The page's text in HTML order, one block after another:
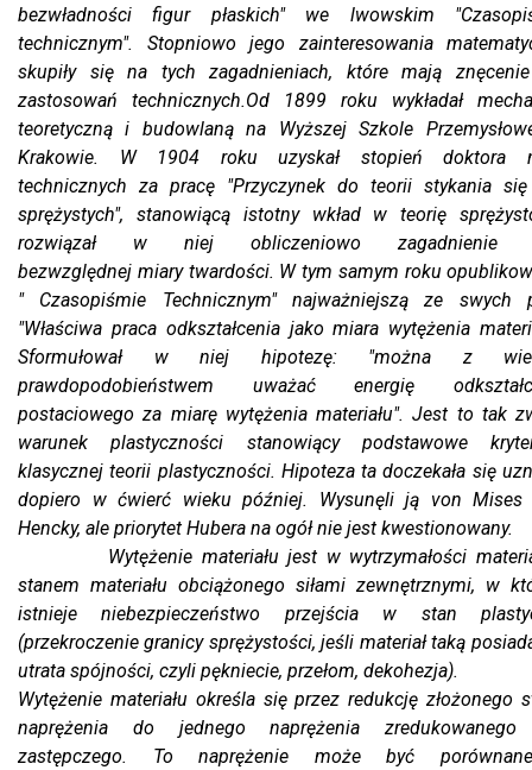
bezwładności figur płaskich" we lwowskim
technicznym". Stopniowo jego zainteresowania
skupiły się na tych zagadnieniach, które mają
zastosowań technicznych.Od 1899 roku wykładał
teoretyczną i budowlaną na Wyższej Szkole
Krakowie. W 1904 roku uzyskał stopień doktora
technicznych za pracę "Przyczynek do teorii stykania się
sprężystych", stanowiącą istotny wkład w teorię
rozwiązał w niej obliczeniowo zagadnienie
bezwzględnej miary twardości. W tym samym roku
" Czasopiśmie Technicznym" najważniejszą ze swych
"Właściwa praca odkształcenia jako miara wytężenia
Sformułował w niej hipotezę: "można z
prawdopodobieństwem uważać energię
postaciowego za miarę wytężenia materiału". Jest to tak
warunek plastyczności stanowiący podstawowe
klasycznej teorii plastyczności. Hipoteza ta doczekała się
dopiero w ćwierć wieku później. Wysunęli ją von
Hencky, ale priorytet Hubera na ogół nie jest kwestionowany.
Wytężenie materiału jest w wytrzymałości
stanem materiału obciążonego siłami zewnętrznymi, w
istnieje niebezpieczeństwo przejścia w stan
(przekroczenie granicy sprężystości, jeśli materiał taką
utrata spójności, czyli pękniecie, przełom, dekohezja).
Wytężenie materiału określa się przez redukcję złożonego
naprężenia do jednego naprężenia
zastępczego. To naprężenie może być